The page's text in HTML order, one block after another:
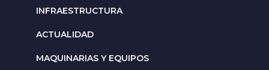
INFRAESTRUCTURA
ACTUALIDAD
MAQUINARIAS Y EQUIPOS